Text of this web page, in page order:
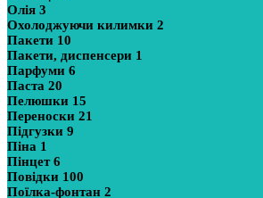
Олія 3
Охолоджуючи килимки 2
Пакети 10
Пакети, диспенсери 1
Парфуми 6
Паста 20
Пелюшки 15
Переноски 21
Підгузки 9
Піна 1
Пінцет6
Повідки 100
Поїлка-фонтан 2